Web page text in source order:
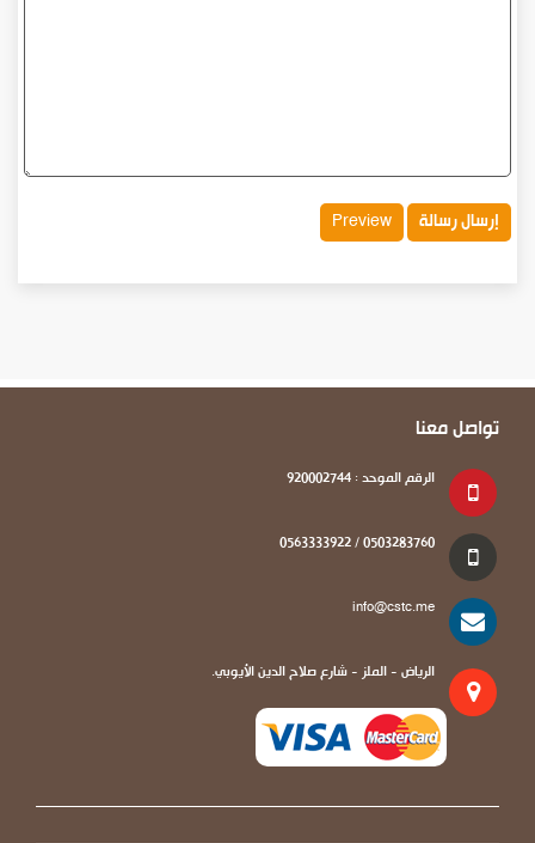
تواصل معنا
الرقم الموحد : 920002744
0503283760 / 0563333922
info@cstc.me
الرياض - الملز - شارع صلاح الدين الأيوبي.